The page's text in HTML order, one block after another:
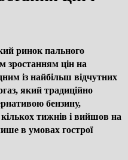
ринок пального
зростанням цін на
із найбільш відчутних
який традиційно
бензину,
тижнів і вийшов на
в умовах гострої